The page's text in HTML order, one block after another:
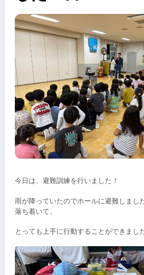
今日は、避難訓練を行いました！
雨が降っていたのでホールに避難しまし
落ち着いて、
とっても上手に行動することができまし